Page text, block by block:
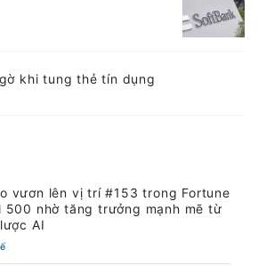
khi tung thẻ tín dụng
vươn lên vị trí #153 trong Fortune
500 nhờ tăng trưởng mạnh mẽ từ
AI